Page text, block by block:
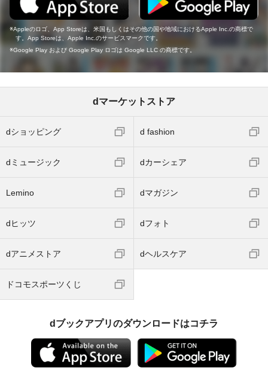
Appleのロゴ、App Storeは、米国もしくはその他の国や地域におけるApple Inc.の商標で
す。App Storeは、Apple Inc.のサービスマークです。
Google Play および Google Play ロゴは Google LLC の商標です。
dマーケットストア
dショッピング d fashion
dミュージック dカーシェア
Lemino dマガジン
dヒッツ dフォト
dアニメストア dヘルスケア
ドコモスポーツくじ
dブックアプリのダウンロードはコチラ